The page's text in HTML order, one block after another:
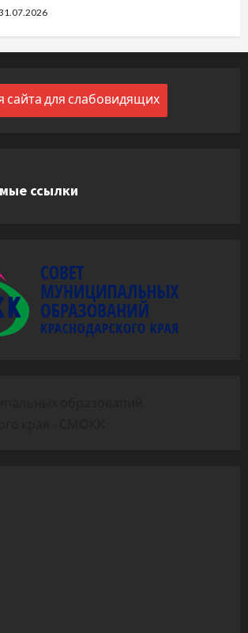
сайта для слабовидящих
ссылки